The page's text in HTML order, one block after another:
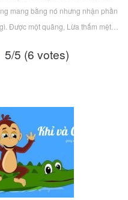
mang bằng nó nhưng nhận phần
Được một quãng, Lừa thấm mệt…
5/5 (6 votes)